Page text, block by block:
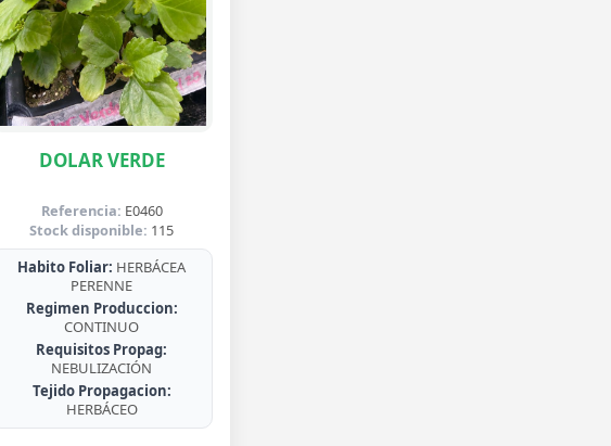
DOLAR VERDE
Referencia: E0460
Stock disponible: 115
Habito Foliar: HERBÁCEA
PERENNE
Regimen Produccion:
CONTINUO
Requisitos Propag:
NEBULIZACIÓN
Tejido Propagacion:
HERBÁCEO